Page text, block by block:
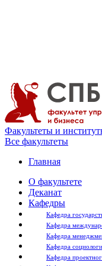
Факультеты и
Все факультеты
Главная
О факультете
Деканат
Кафедры
Кафедра
Кафедра
Кафедра
Кафедра
Кафедра